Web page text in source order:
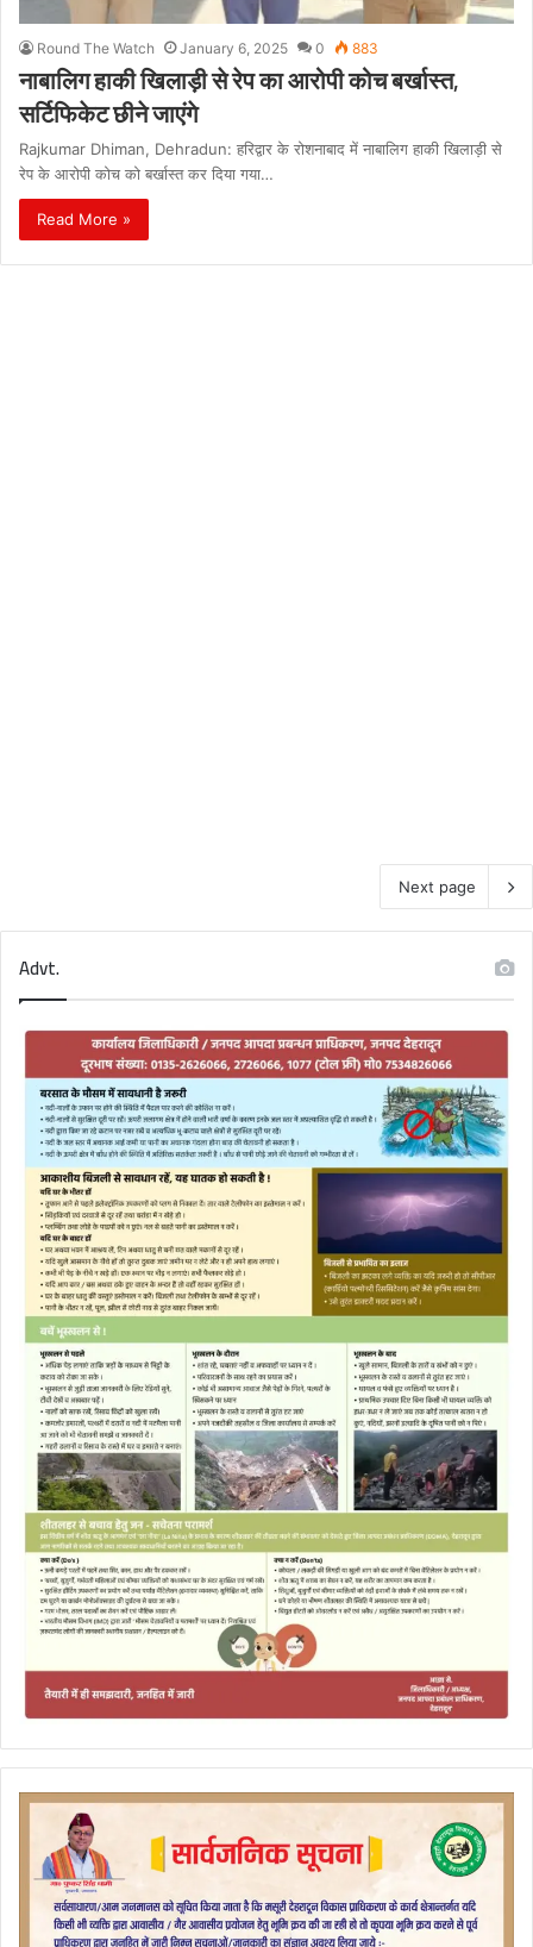
Round The Watch January 6, 2025 0 883
नाबालिग हाकी खिलाड़ी से रेप का आरोपी कोच बर्खास्त,
सर्टिफिकेट छीने जाएंगे
Rajkumar Dhiman, Dehradun: हरिद्वार के रोशनाबाद में नाबालिग हाकी खिलाड़ी से
रेप के आरोपी कोच को बर्खास्त कर दिया गया…
Read More »
Next page
Advt.